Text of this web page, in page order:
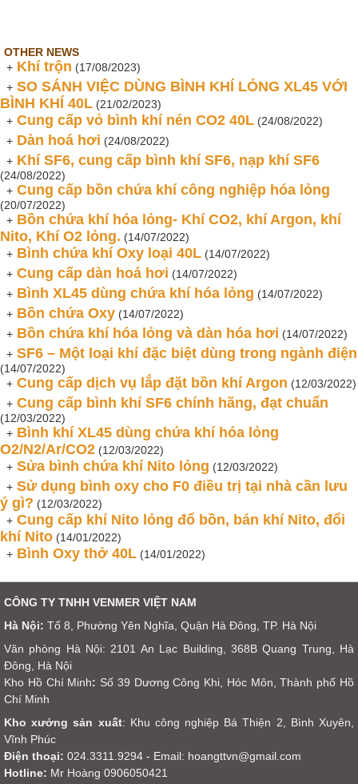
OTHER NEWS
+ Khí trộn (17/08/2023)
+ SO SÁNH VIỆC DÙNG BÌNH KHÍ LỎNG XL45 VỚI
BÌNH KHÍ 40L (21/02/2023)
+ Cung cấp vỏ bình khí nén CO2 40L (24/08/2022)
+ Dàn hoá hơi (24/08/2022)
+ Khí SF6, cung cấp bình khí SF6, nạp khí SF6
(24/08/2022)
+ Cung cấp bồn chứa khí công nghiệp hóa lỏng
(20/07/2022)
+ Bồn chứa khí hóa lỏng- Khí CO2, khí Argon, khí
Nito, Khí O2 lỏng. (14/07/2022)
+ Bình chứa khí Oxy loại 40L (14/07/2022)
+ Cung cấp dàn hoá hơi (14/07/2022)
+ Bình XL45 dùng chứa khí hóa lỏng (14/07/2022)
+ Bồn chứa Oxy (14/07/2022)
+ Bồn chứa khí hóa lỏng và dàn hóa hơi (14/07/2022)
+ SF6 – Một loại khí đặc biệt dùng trong ngành điện
(14/07/2022)
+ Cung cấp dịch vụ lắp đặt bồn khí Argon (12/03/2022)
+ Cung cấp bình khí SF6 chính hãng, đạt chuẩn
(12/03/2022)
+ Bình khí XL45 dùng chứa khí hóa lỏng
O2/N2/Ar/CO2 (12/03/2022)
+ Sửa bình chứa khí Nito lỏng (12/03/2022)
+ Sử dụng bình oxy cho F0 điều trị tại nhà cần lưu
ý gì? (12/03/2022)
+ Cung cấp khí Nito lỏng đổ bồn, bán khí Nito, đổi
khí Nito (14/01/2022)
+ Bình Oxy thở 40L (14/01/2022)
CÔNG TY TNHH VENMER VIỆT NAM
Hà Nội: Tổ 8, Phường Yên Nghĩa, Quận Hà Đông, TP. Hà Nội
Văn phòng Hà Nội: 2101 An Lạc Building, 368B Quang Trung, Hà
Đông, Hà Nội
Kho Hồ Chí Minh: Số 39 Dương Công Khi, Hóc Môn, Thành phố Hồ
Chí Minh
Kho xưởng sản xuất: Khu công nghiệp Bá Thiện 2, Bình Xuyên,
Vĩnh Phúc
Điện thoại: 024.3311.9294 - Email: hoangttvn@gmail.com
​Hotline: Mr Hoàng 0906050421